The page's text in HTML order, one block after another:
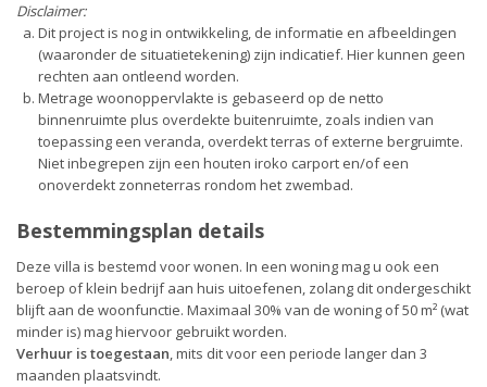
Disclaimer:
Dit project is nog in ontwikkeling, de informatie en afbeeldingen
(waaronder de situatietekening) zijn indicatief. Hier kunnen geen
rechten aan ontleend worden.
Metrage woonoppervlakte is gebaseerd op de netto
binnenruimte plus overdekte buitenruimte, zoals indien van
toepassing een veranda, overdekt terras of externe bergruimte.
Niet inbegrepen zijn een houten iroko carport en/of een
onoverdekt zonneterras rondom het zwembad.
Bestemmingsplan details
Deze villa is bestemd voor wonen. In een woning mag u ook een
beroep of klein bedrijf aan huis uitoefenen, zolang dit ondergeschikt
blijft aan de woonfunctie. Maximaal 30% van de woning of 50 m² (wat
minder is) mag hiervoor gebruikt worden.
Verhuur is toegestaan, mits dit voor een periode langer dan 3
maanden plaatsvindt.